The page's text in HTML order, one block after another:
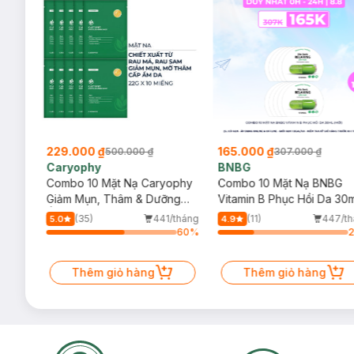
229.000 ₫500.000 ₫
Caryophy
Combo 10 Mặt Nạ Caryophy
Giảm Mụn, Thâm & Dưỡng
Ẩm Da 22g
5.0 (35)
441/tháng
60%
Thêm giỏ hàng
165.000 ₫307.000 ₫
BNBG
Combo 10 Mặt Nạ BNBG
Vitamin B Phục Hồi Da
(Mới)
4.9 (11)
447/
Thêm giỏ hàng